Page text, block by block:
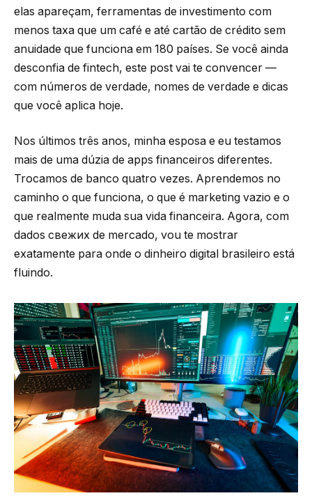
elas apareçam, ferramentas de investimento com
menos taxa que um café e até cartão de crédito sem
anuidade que funciona em 180 países. Se você ainda
desconfia de fintech, este post vai te convencer —
com números de verdade, nomes de verdade e dicas
que você aplica hoje.
Nos últimos três anos, minha esposa e eu testamos
mais de uma dúzia de apps financeiros diferentes.
Trocamos de banco quatro vezes. Aprendemos no
caminho o que funciona, o que é marketing vazio e o
que realmente muda sua vida financeira. Agora, com
dados свежих de mercado, vou te mostrar
exatamente para onde o dinheiro digital brasileiro está
fluindo.